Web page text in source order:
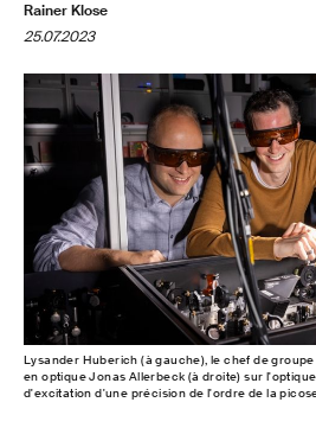
Rainer Klose
25.07.2023
Lysander Huberich (à gauche), le chef de
en optique Jonas Allerbeck (à droite) sur
d'excitation d'une précision de l'ordre de la